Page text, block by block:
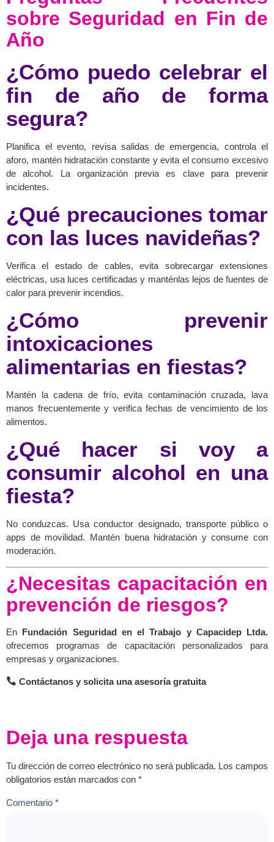
sobre Seguridad en Fin de
Año
¿Cómo puedo celebrar el
fin de año de forma
segura?
Planifica el evento, revisa salidas de emergencia, controla el
aforo, mantén hidratación constante y evita el consumo excesivo
de alcohol. La organización previa es clave para prevenir
incidentes.
¿Qué precauciones tomar
con las luces navideñas?
Verifica el estado de cables, evita sobrecargar extensiones
eléctricas, usa luces certificadas y manténlas lejos de fuentes de
calor para prevenir incendios.
¿Cómo prevenir
intoxicaciones
alimentarias en fiestas?
Mantén la cadena de frío, evita contaminación cruzada, lava
manos frecuentemente y verifica fechas de vencimiento de los
alimentos.
¿Qué hacer si voy a
consumir alcohol en una
fiesta?
No conduzcas. Usa conductor designado, transporte público o
apps de movilidad. Mantén buena hidratación y consume con
moderación.
¿Necesitas capacitación en
prevención de riesgos?
En Fundación Seguridad en el Trabajo y Capacidep Ltda.
ofrecemos programas de capacitación personalizados para
empresas y organizaciones.
Contáctanos y solicita una asesoría gratuita
Deja una respuesta
Tu dirección de correo electrónico no será publicada. Los campos
obligatorios están marcados con *
Comentario *